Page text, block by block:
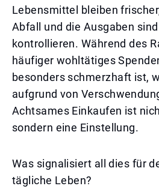
Lebensmittel bleiben
Abfall und die Ausgaben
kontrollieren. Während des
häufiger wohltätiges
besonders schmerzhaft ist,
aufgrund von
Achtsames Einkaufen ist
sondern eine Einstellung.
Was signalisiert all dies für
tägliche Leben?